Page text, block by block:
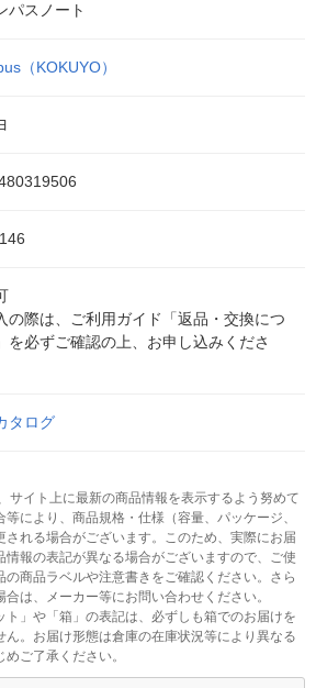
パスノート
（KOKUYO）
の際は、ご利用ガイド「返品・交換につ
を必ずご確認の上、お申し込みくださ
タログ
サイト上に最新の商品情報を表示するよう努めて
により、商品規格・仕様（容量、パッケージ、
される場合がございます。このため、実際にお届
情報の表記が異なる場合がございますので、ご使
の商品ラベルや注意書きをご確認ください。さら
は、メーカー等にお問い合わせください。
ト」や「箱」の表記は、必ずしも箱でのお届けを
ん。お届け形態は倉庫の在庫状況等により異なる
ご了承ください。